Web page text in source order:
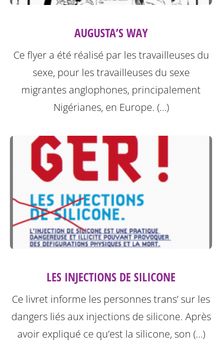
AUGUSTA’S WAY
Ce flyer a été réalisé par les travailleuses du
sexe, pour les travailleuses du sexe
migrantes anglophones, principalement
Nigérianes, en Europe. (…)
LES INJECTIONS DE SILICONE
Ce livret informe les personnes trans’ sur les
dangers liés aux injections de silicone. Après
avoir expliqué ce qu’est la silicone, son (…)